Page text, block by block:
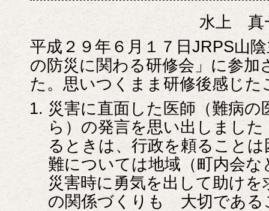
水上 真
平成２９年６月１７日JRPS山
の防災に関わる研修会」に参
た。思いつくまま研修後感じた
災害に直面した医師（難病の
ら）の発言を思い出しまし
るときは、行政を頼ること
難については地域（町内会
災害時に勇気を出して助け
の関係づくりも 大切である